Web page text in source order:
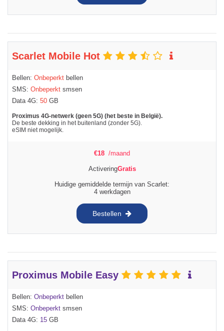
Scarlet Mobile Hot
Bellen: Onbeperkt bellen
SMS: Onbeperkt smsen
Data 4G: 50 GB
Proximus 4G-netwerk (geen 5G) (het beste in België).
De beste dekking in het buitenland (zonder 5G).
eSIM niet mogelijk.
€18 /maand
ActiveringGratis
Huidige gemiddelde termijn van Scarlet:
4 werkdagen
Bestellen
Proximus Mobile Easy
Bellen: Onbeperkt bellen
SMS: Onbeperkt smsen
Data 4G: 15 GB